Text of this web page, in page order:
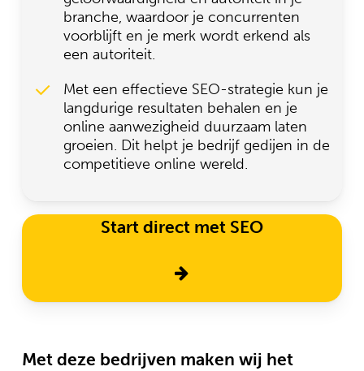
branche, waardoor je concurrenten
voorblijft en je merk wordt erkend als
een autoriteit.
Met een effectieve SEO-strategie kun je
langdurige resultaten behalen en je
online aanwezigheid duurzaam laten
groeien. Dit helpt je bedrijf gedijen in de
competitieve online wereld.
Start direct met SEO
Met deze bedrijven maken wij het